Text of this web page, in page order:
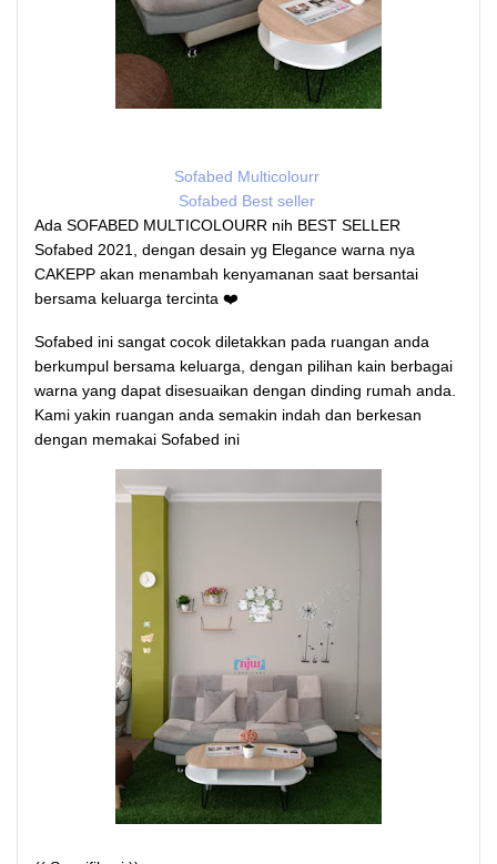
Sofabed Multicolourr
Sofabed Best seller
Ada SOFABED MULTICOLOURR nih BEST SELLER
Sofabed 2021, dengan desain yg Elegance warna nya
CAKEPP akan menambah kenyamanan saat bersantai
bersama keluarga tercinta ❤️
Sofabed ini sangat cocok diletakkan pada ruangan anda
berkumpul bersama keluarga, dengan pilihan kain berbagai
warna yang dapat disesuaikan dengan dinding rumah anda.
Kami yakin ruangan anda semakin indah dan berkesan
dengan memakai Sofabed ini